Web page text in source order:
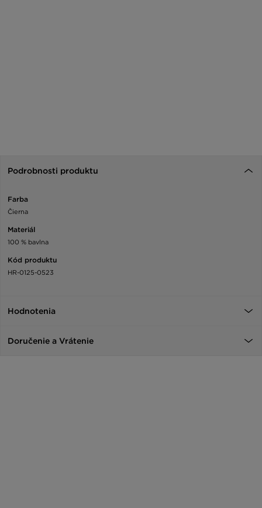
Podrobnosti produktu
Farba
Čierna
Materiál
100 % bavlna
Kód produktu
HR-0125-0523
Hodnotenia
Doručenie a Vrátenie